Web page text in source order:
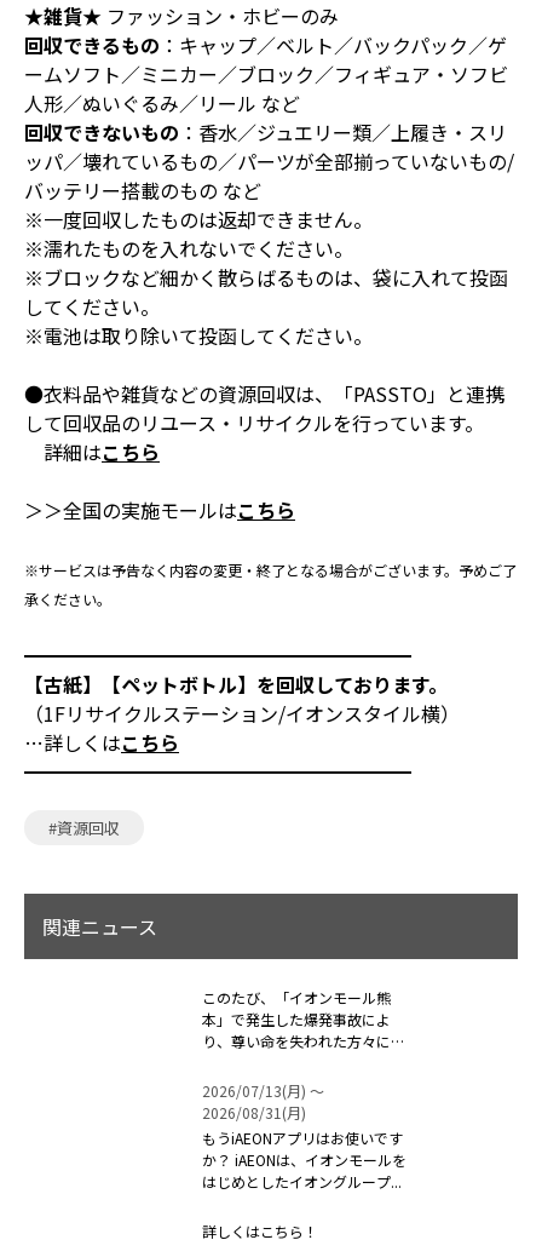
★雑貨★ ファッション・ホビーのみ
回収できるもの ：キャップ／ベルト／バックパック／ゲ
ームソフト／ミニカー／ブロック／フィギュア・ソフビ
人形／ぬいぐるみ／リール など
回収できないもの ：香水／ジュエリー類／上履き・スリ
ッパ／壊れているもの／パーツが全部揃っていないもの/
バッテリー搭載のもの など
※一度回収したものは返却できません。
※濡れたものを入れないでください。
※ブロックなど細かく散らばるものは、袋に入れて投函
してください。
※電池は取り除いて投函してください。
●衣料品や雑貨などの資源回収は、「PASSTO」と連携
して回収品のリユース・リサイクルを行っています。
詳細はこちら
＞＞全国の実施モールはこちら
※サービスは予告なく内容の変更・終了となる場合がございます。予めご了
承ください。
━━━━━━━━━━━━━━━━━━━━
【古紙】【ペットボトル】を回収しております。
（1Fリサイクルステーション/イオンスタイル横）
…詳しくはこちら
━━━━━━━━━━━━━━━━━━━━
#資源回収
関連ニュース
このたび、「イオンモール熊
本」で発生した爆発事故によ
り、尊い命を失われた方々に対
2026/07/13(月) 〜
2026/08/31(月)
もうiAEONアプリはお使いです
か？ iAEONは、イオンモールを
はじめとしたイオングループ...
詳しくはこちら！